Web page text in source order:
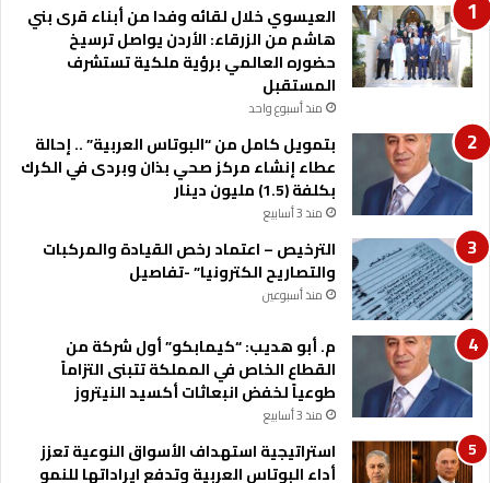
العيسوي خلال لقائه وفدا من أبناء قرى بني
هاشم من الزرقاء: الأردن يواصل ترسيخ
حضوره العالمي برؤية ملكية تستشرف
المستقبل
منذ أسبوع واحد
بتمويل كامل من “البوتاس العربية” .. إحالة
عطاء إنشاء مركز صحي بذان وبردى في الكرك
بكلفة (1.5) مليون دينار
منذ 3 أسابيع
الترخيص – اعتماد رخص القيادة والمركبات
والتصاريح الكترونيا” -تفاصيل
منذ أسبوعين
م. أبو هديب: “كيمابكو” أول شركة من
القطاع الخاص في المملكة تتبنى التزاماً
طوعياً لخفض انبعاثات أكسيد النيتروز
منذ 3 أسابيع
استراتيجية استهداف الأسواق النوعية تعزز
أداء البوتاس العربية وتدفع ايراداتها للنمو